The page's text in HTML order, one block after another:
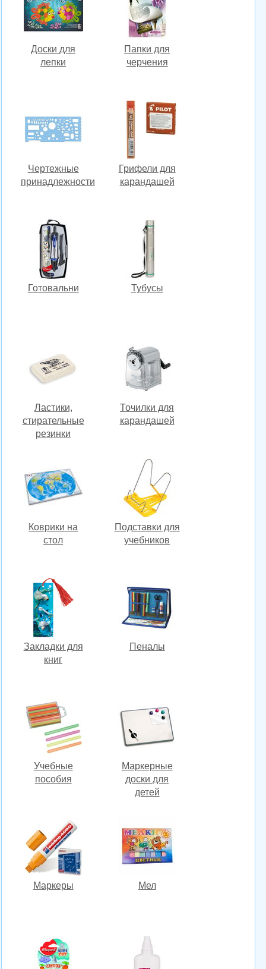
Доски для
лепки
Папки для
черчения
Чертежные
принадлежности
Грифели для
карандашей
Готовальни Тубусы
Ластики,
стирательные
резинки
Точилки для
карандашей
Коврики на
стол
Подставки для
учебников
Закладки для
книг
Пеналы
Учебные
пособия
Маркерные
доски для
детей
Маркеры Мел